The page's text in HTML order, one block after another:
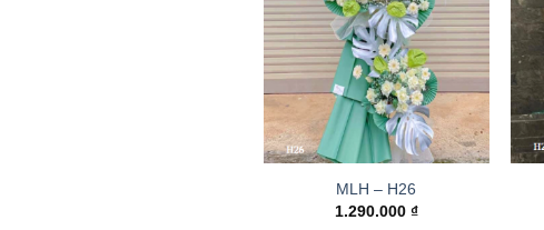
MLH – H26
1.290.000 ₫